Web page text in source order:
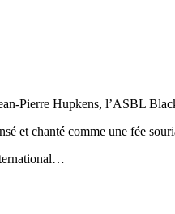
Pierre Hupkens, l’ASBL
et chanté comme une fée